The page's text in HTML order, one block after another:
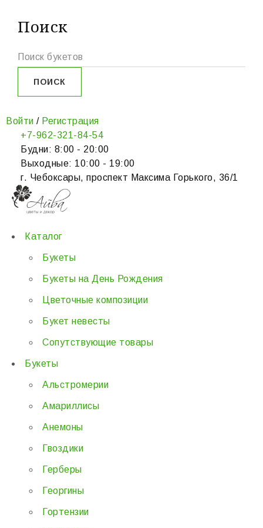
Поиск
Войти / Регистрация
+7-962-321-84-54
Будни: 8:00 - 20:00
Выходные: 10:00 - 19:00
г. Чебоксары, проспект Максима Горького, 36/1
Каталог
Букеты
Букеты на День Рождения
Цветочные композиции
Букет невесты
Сопутствующие товары
Букеты
Альстромерии
Амариллисы
Анемоны
Гвоздики
Герберы
Георгины
Гортензии